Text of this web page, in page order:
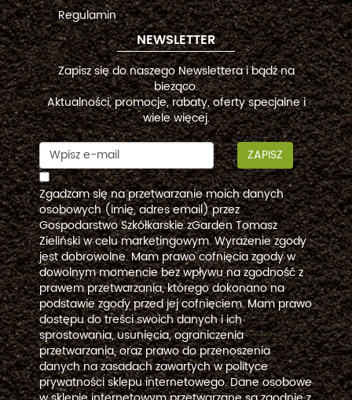
Regulamin
NEWSLETTER
Zapisz się do naszego Newslettera i bądź na
bieżąco.
Aktualności, promocje, rabaty, oferty specjalne i
wiele więcej.
ZAPISZ
Zgadzam się na przetwarzanie moich danych
osobowych (imię, adres email) przez
Gospodarstwo Szkółkarskie zGarden Tomasz
Zieliński w celu marketingowym. Wyrażenie zgody
jest dobrowolne. Mam prawo cofnięcia zgody w
dowolnym momencie bez wpływu na zgodność z
prawem przetwarzania, którego dokonano na
podstawie zgody przed jej cofnięciem. Mam prawo
dostępu do treści swoich danych i ich
sprostowania, usunięcia, ograniczenia
przetwarzania, oraz prawo do przenoszenia
danych na zasadach zawartych w polityce
prywatności sklepu internetowego. Dane osobowe